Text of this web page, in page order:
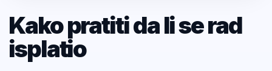
Kako pratiti da li se rad
isplatio